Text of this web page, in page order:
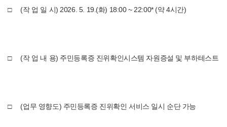
□ (작 업 일 시) 2026. 5. 19.(화) 18:00 ~ 22:00* (약 4시간)
□ (작 업 내 용) 주민등록증 진위확인시스템 자원증설 및 부하테스트
□ (업무 영향도) 주민등록증 진위확인 서비스 일시 순단 가능